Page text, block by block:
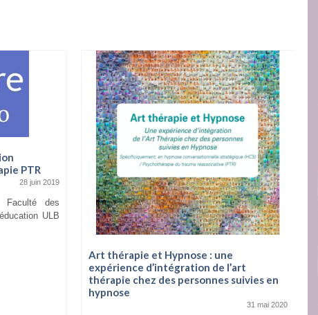
PTR
28 juin 2019
des
ULB
Art thérapie et Hypnose : une
expérience d’intégration de l’art
thérapie chez des personnes suivies en
hypnose
31 mai 2020